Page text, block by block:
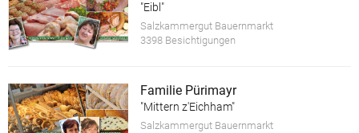
"Eibl"
Salzkammergut Bauernmarkt
3398 Besichtigungen
Familie Pürimayr
"Mittern z'Eichham"
Salzkammergut Bauernmarkt